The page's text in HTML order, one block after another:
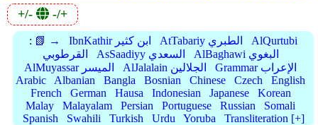
+/- -/+
: 📗 → IbnKathir ابن كثير AtTabariy الطبري
AlQurtubi
القرطوبي
AsSaadiyy السعدي
AlBaghawi البغوي
AlMuyassar الميسر
AlJalalain الجلالين
Grammar الإعراب
Arabic
Albanian Bangla Bosnian Chinese Czech
English
French
German Hausa Indonesian Japanese
Korean
Malay
Malayalam Persian Portuguese Russian
Somali
Spanish
Swahili Turkish Urdu Yoruba Transliteration [+]